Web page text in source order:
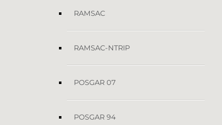
RAMSAC
RAMSAC-NTRIP
POSGAR 07
POSGAR 94